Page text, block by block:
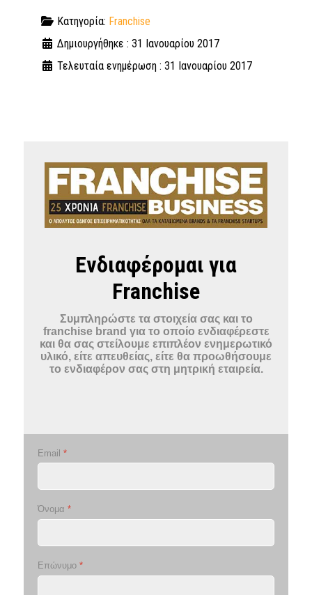
Κατηγορία: Franchise
Δημιουργήθηκε : 31 Ιανουαρίου 2017
Τελευταία ενημέρωση : 31 Ιανουαρίου 2017
Ενδιαφέρομαι για
Franchise
Συμπληρώστε τα στοιχεία σας και το
franchise brand για το οποίο ενδιαφέρεστε
και θα σας στείλουμε επιπλέον ενημερωτικό
υλικό, είτε απευθείας, είτε θα προωθήσουμε
το ενδιαφέρον σας στη μητρική εταιρεία.
Email *
Όνομα *
Επώνυμο *